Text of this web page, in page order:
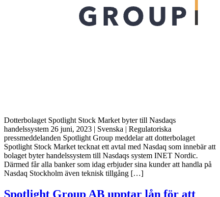
Dotterbolaget Spotlight Stock Market byter till Nasdaqs
handelssystem 26 juni, 2023 | Svenska | Regulatoriska
pressmeddelanden Spotlight Group meddelar att dotterbolaget
Spotlight Stock Market tecknat ett avtal med Nasdaq som innebär att
bolaget byter handelssystem till Nasdaqs system INET Nordic.
Därmed får alla banker som idag erbjuder sina kunder att handla på
Nasdaq Stockholm även teknisk tillgång […]
Spotlight Group AB upptar lån för att